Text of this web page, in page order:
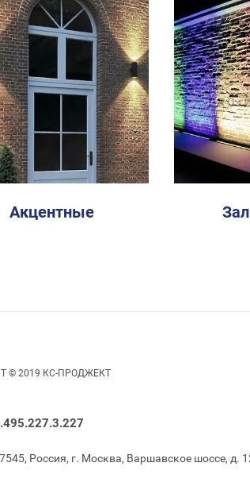
Акцентные
© 2019 КС-ПРОДЖЕКТ
Россия, г. Москва, Варшавское шоссе, д.